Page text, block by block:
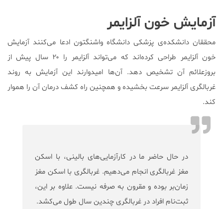
آزمایش خون آلزایمر
محققان دانشکده‌ی پزشکی دانشگاه واشنگتون ادعا می‌کنند آزمایش
خون آلزایمر طراحی کرده‌اند که می‌تواند آلزایمر را ۲۰ سال پیش از
بروزعلائم آن تشخیص دهد. آن‌ها امیدوارند این آزمایش به روند
غربالگری آلزایمر سرعت بخشیده و همچنین راه کشف درمان آن را هموار
کند.
در حال حاضر ما در کارآزمایی‌های بالینی، با اسکن
مغز غربالگری انجام می‌دهیم. غربالگری با اسکن‌ مغز
زمان‌بر بوده و مقرون به صرفه نیست. علاوه بر این،
ثبت‌نام افراد در غربالگری چندین سال طول می‌کشد.